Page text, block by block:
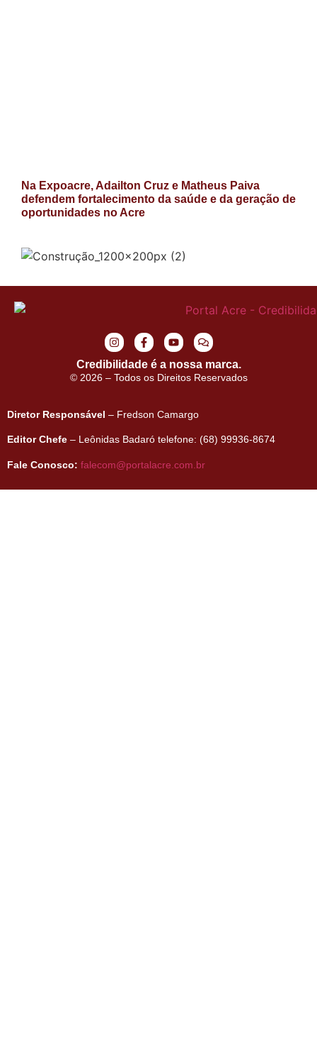
Na Expoacre, Adailton Cruz e Matheus Paiva
defendem fortalecimento da saúde e da geração de
oportunidades no Acre
Credibilidade é a nossa marca.
© 2026 – Todos os Direitos Reservados
Diretor Responsável – Fredson Camargo
Editor Chefe – Leônidas Badaró telefone: (68) 99936-8674
Fale Conosco: falecom@portalacre.com.br